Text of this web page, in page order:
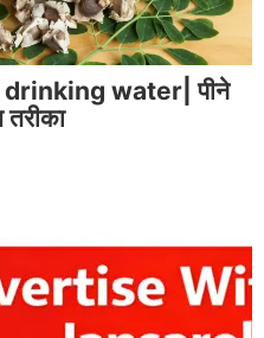
water| पीने